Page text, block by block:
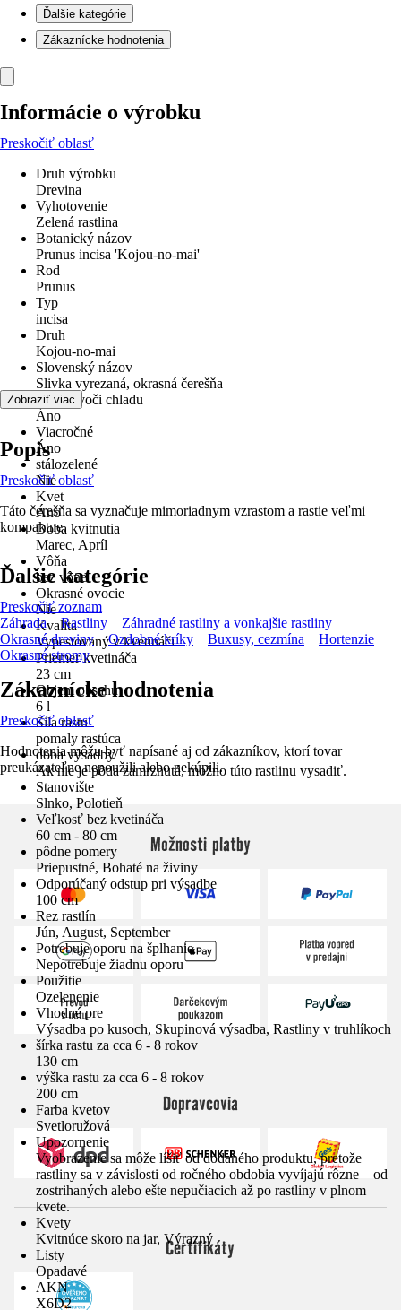
Ďalšie kategórie
Zákaznícke hodnotenia
Informácie o výrobku
Preskočiť oblasť
Druh výrobku
Drevina
Vyhotovenie
Zelená rastlina
Botanický názov
Prunus incisa 'Kojou-no-mai'
Rod
Prunus
Typ
incisa
Druh
Kojou-no-mai
Slovenský názov
Slivka vyrezaná, okrasná čerešňa
odolné voči chladu
Áno
Viacročné
Áno
stálozelené
Nie
Kvet
Áno
Doba kvitnutia
Marec, Apríl
Vôňa
bez vône
Okrasné ovocie
Nie
Kvalita
Vypestovaný v kvetináči
Priemer kvetináča
23 cm
Objem obsahu
6 l
Sila rastu
pomaly rastúca
doba výsadby
Ak nie je pôda zamrznutá, možno túto rastlinu vysadiť.
Stanovište
Slnko, Polotieň
Veľkosť bez kvetináča
60 cm - 80 cm
pôdne pomery
Priepustné, Bohaté na živiny
Odporúčaný odstup pri výsadbe
100 cm
Rez rastlín
Jún, August, September
Potrebuje oporu na šplhanie
Nepotrebuje žiadnu oporu
Použitie
Ozelenenie
Vhodné pre
Výsadba po kusoch, Skupinová výsadba, Rastliny v truhlíkoch
šírka rastu za cca 6 - 8 rokov
130 cm
výška rastu za cca 6 - 8 rokov
200 cm
Farba kvetov
Svetloružová
Upozornenie
Vyobrazenie sa môže líšiť od dodaného produktu, pretože
rastliny sa v závislosti od ročného obdobia vyvíjajú rôzne – od
zostrihaných alebo ešte nepučiacich až po rastliny v plnom
kvete.
Kvety
Kvitnúce skoro na jar, Výrazný
Listy
Opadavé
AKN
X6D2
Zobraziť viac
Popis
Preskočiť oblasť
Táto čerešňa sa vyznačuje mimoriadnym vzrastom a rastie veľmi
kompaktne.
Ďalšie kategórie
Preskočiť zoznam
Záhrada
Rastliny
Záhradné rastliny a vonkajšie rastliny
Okrasné dreviny
Ozdobné kríky Buxusy, cezmína
Hortenzie
Okrasné stromy
Zákaznícke hodnotenia
Preskočiť oblasť
Hodnotenia môžu byť napísané aj od zákazníkov, ktorí tovar
preukázateľne nepoužili alebo nekúpili.
Možnosti platby
Dopravcovia
Certifikáty